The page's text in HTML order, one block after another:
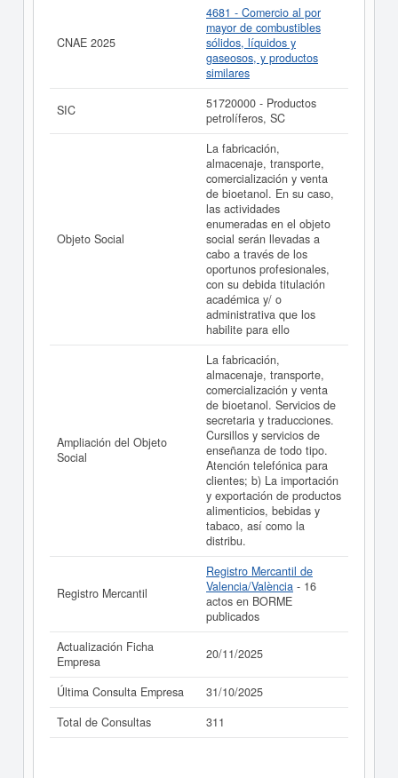
EXPERTINVESGLOB SOCIEDAD LIMITADA. puede
acceder inmediatamente a este Informe ampliadode
EXPERTINVESGLOB SOCIEDAD LIMITADA. y consultar
los resultados de sus años de actividad, así como los
balances y cuentas de resultados disponibles.
La última actualización del informe de empresa se ha
realizado el 20/11/2025.
CNAE 2025
4681 - Comercio al por
mayor de combustibles
sólidos, líquidos y
gaseosos, y productos
similares
SIC
51720000 - Productos
petrolíferos, SC
Objeto Social
La fabricación,
almacenaje, transporte,
comercialización y venta
de bioetanol. En su caso,
las actividades
enumeradas en el objeto
social serán llevadas a
cabo a través de los
oportunos profesionales,
con su debida titulación
académica y/ o
administrativa que los
habilite para ello
Ampliación del Objeto
Social
La fabricación,
almacenaje, transporte,
comercialización y venta
de bioetanol. Servicios de
secretaria y traducciones.
Cursillos y servicios de
enseñanza de todo tipo.
Atención telefónica para
clientes; b) La importación
y exportación de productos
alimenticios, bebidas y
tabaco, así como la
distribu.
Registro Mercantil
Registro Mercantil de
Valencia/València - 16
actos en BORME
publicados
Actualización Ficha
Empresa
20/11/2025
Última Consulta Empresa
31/10/2025
Total de Consultas
311